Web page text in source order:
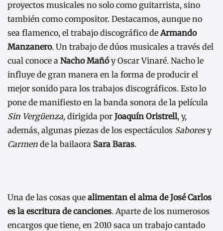
proyectos musicales no solo como guitarrista, sino
también como compositor. Destacamos, aunque no
sea flamenco, el trabajo discográfico de Armando
Manzanero. Un trabajo de dúos musicales a través del
cual conoce a Nacho Mañóy Oscar Vinaré. Nacho le
influye de gran manera en la forma de producir el
mejor sonido para los trabajos discográficos. Esto lo
pone de manifiesto en la banda sonora de la película
Sin Vergüenza, dirigida por Joaquín Oristrell, y,
además, algunas piezas de los espectáculos Saboresy
Carmen de la bailaora Sara Baras.
Una de las cosas que alimentan el alma de José Carlos
es la escritura de canciones. Aparte de los numerosos
encargos que tiene, en 2010 saca un trabajo cantado